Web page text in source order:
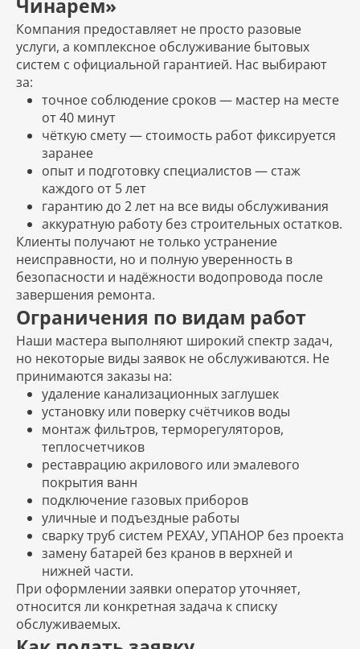
Чинарем»
Компания предоставляет не просто разовые
услуги, а комплексное обслуживание бытовых
систем с официальной гарантией. Нас выбирают
за:
точное соблюдение сроков — мастер на месте
от 40 минут
чёткую смету — стоимость работ фиксируется
заранее
опыт и подготовку специалистов — стаж
каждого от 5 лет
гарантию до 2 лет на все виды обслуживания
аккуратную работу без строительных остатков.
Клиенты получают не только устранение
неисправности, но и полную уверенность в
безопасности и надёжности водопровода после
завершения ремонта.
Ограничения по видам работ
Наши мастера выполняют широкий спектр задач,
но некоторые виды заявок не обслуживаются. Не
принимаются заказы на:
удаление канализационных заглушек
установку или поверку счётчиков воды
монтаж фильтров, терморегуляторов,
теплосчетчиков
реставрацию акрилового или эмалевого
покрытия ванн
подключение газовых приборов
уличные и подъездные работы
сварку труб систем РЕХАУ, УПАНОР без проекта
замену батарей без кранов в верхней и
нижней части.
При оформлении заявки оператор уточняет,
относится ли конкретная задача к списку
обслуживаемых.